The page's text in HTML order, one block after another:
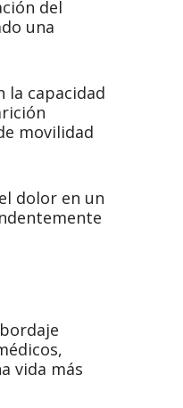
del
una
la capacidad
movilidad
dolor en un
vida más